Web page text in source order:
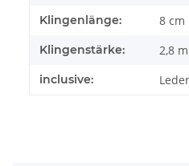
Klingenlänge: 8 cm
Klingenstärke: 2,8
inclusive: